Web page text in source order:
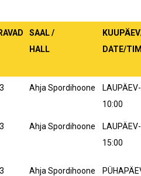
SAAL /
HALL
DATE/
Ahja Spordihoone
10:00
Ahja Spordihoone
15:00
Ahja Spordihoone